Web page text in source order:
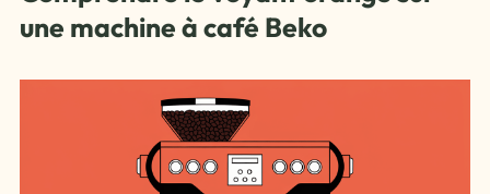
une machine à café Beko